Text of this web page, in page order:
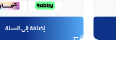
إضافة إلى السلة